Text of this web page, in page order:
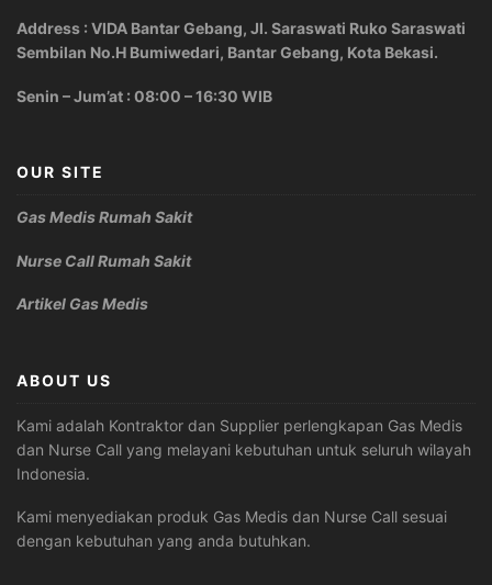
Address : VIDA Bantar Gebang, Jl. Saraswati Ruko Saraswati
Sembilan No.H Bumiwedari, Bantar Gebang, Kota Bekasi.
Senin – Jum’at : 08:00 – 16:30 WIB
OUR SITE
Gas Medis Rumah Sakit
Nurse Call Rumah Sakit
Artikel Gas Medis
ABOUT US
Kami adalah Kontraktor dan Supplier perlengkapan Gas Medis
dan Nurse Call yang melayani kebutuhan untuk seluruh wilayah
Indonesia.
Kami menyediakan produk Gas Medis dan Nurse Call sesuai
dengan kebutuhan yang anda butuhkan.